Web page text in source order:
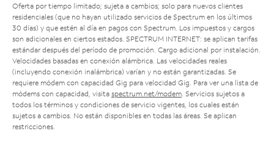
Oferta por tiempo limitado; sujeta a cambios; solo para nuevos clientes
residenciales (que no hayan utilizado servicios de Spectrum en los últimos
30 días) y que estén al día en pagos con Spectrum. Los impuestos y cargos
son adicionales en ciertos estados. SPECTRUM INTERNET: se aplican tarifas
estándar después del período de promoción. Cargo adicional por instalación.
Velocidades basadas en conexión alámbrica. Las velocidades reales
(incluyendo conexión inalámbrica) varían y no están garantizadas. Se
requiere módem con capacidad Gig para velocidad Gig. Para ver una lista de
módems con capacidad, visita spectrum.net/modem . Servicios sujetos a
todos los términos y condiciones de servicio vigentes, los cuales están
sujetos a cambios. No están disponibles en todas las áreas. Se aplican
restricciones.